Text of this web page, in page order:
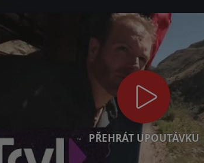
PŘEHRÁT UPOUTÁVKU